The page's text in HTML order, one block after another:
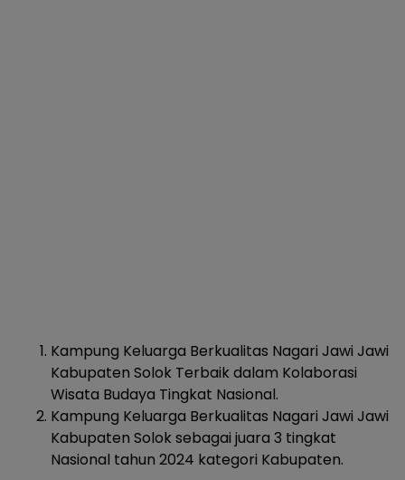
Kampung Keluarga Berkualitas Nagari Jawi Jawi
Kabupaten Solok Terbaik dalam Kolaborasi
Wisata Budaya Tingkat Nasional.
Kampung Keluarga Berkualitas Nagari Jawi Jawi
Kabupaten Solok sebagai juara 3 tingkat
Nasional tahun 2024 kategori Kabupaten.